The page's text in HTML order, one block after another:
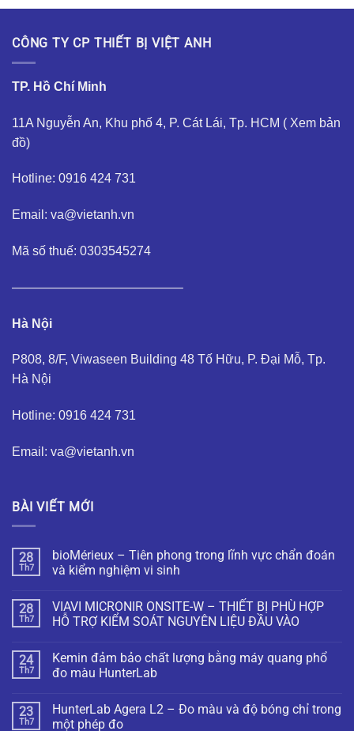
CÔNG TY CP THIẾT BỊ VIỆT ANH
TP. Hồ Chí Minh
11A Nguyễn An, Khu phố 4, P. Cát Lái, Tp. HCM ( Xem bản
đồ)
Hotline: 0916 424 731
Email: va@vietanh.vn
Mã số thuế: 0303545274
—————————————–
Hà Nội
P808, 8/F, Viwaseen Building 48 Tố Hữu, P. Đại Mỗ, Tp.
Hà Nội
Hotline: 0916 424 731
Email: va@vietanh.vn
BÀI VIẾT MỚI
28
Th7
bioMérieux – Tiên phong trong lĩnh vực chẩn đoán
và kiểm nghiệm vi sinh
28
Th7
VIAVI MICRONIR ONSITE-W – THIẾT BỊ PHÙ HỢP
HỖ TRỢ KIỂM SOÁT NGUYÊN LIỆU ĐẦU VÀO
24
Th7
Kemin đảm bảo chất lượng bằng máy quang phổ
đo màu HunterLab
23
Th7
HunterLab Agera L2 – Đo màu và độ bóng chỉ trong
một phép đo